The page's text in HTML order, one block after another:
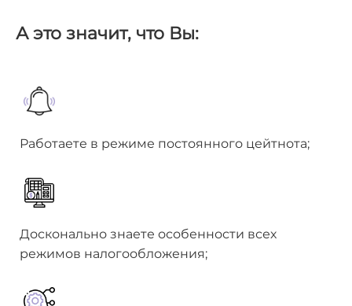
А это значит, что Вы:
Работаете в режиме постоянного цейтнота;
Досконально знаете особенности всех
режимов налогообложения;